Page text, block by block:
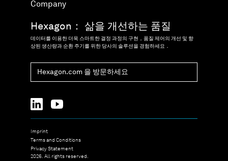
Company
Hexagon： 삶을 개선하는 품질
데이터를 이용한 더욱 스마트한 결정 과정의 구현，품질 제어의 개선 및 향
상된 생산량과 순환 주기를 위한 당사의 솔루션을 경험하세요．
Hexagon.com 을 방문하세요
Imprint
Terms and Conditions
Privacy Statement
2026. All rights reserved.